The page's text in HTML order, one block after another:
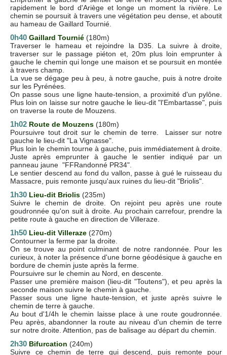
rapidement le bord d'Ariège et longe un moment la rivière. Le
chemin se poursuit à travers une végétation peu dense, et aboutit
au hameau de Gaillard Tournié.
0h40 Gaillard Tournié (180m)
Traverser le hameau et rejoindre la D35. La suivre à droite,
traverser sur le passage piéton et, 20m plus loin emprunter à
gauche le chemin qui longe une maison et se poursuit en montée
à travers champ.
La vue se dégage peu à peu, à notre gauche, puis à notre droite
sur les Pyrénées.
On passe sous une ligne haute-tension, a proximité d'un pylône.
Plus loin on laisse sur notre gauche le lieu-dit "l'Embartasse", puis
on traverse la route de Mouzens.
1h02 Route de Mouzens (180m)
Poursuivre tout droit sur le chemin de terre. Laisser sur notre
gauche le lieu-dit "La Vignasse".
Plus loin le chemin tourne à gauche, puis immédiatement à droite.
Juste après emprunter à gauche le sentier indiqué par un
panneau jaune "FFRandonné PR34".
Le sentier descend au fond du vallon, passe à gué le ruisseau du
Massacre, puis remonte jusqu'aux ruines du lieu-dit "Briolis".
1h30 Lieu-dit Briolis (235m)
Suivre le chemin de droite. On rejoint peu après une route
goudronnée qu'on suit à droite. Au prochain carrefour, prendre la
petite route à gauche en direction de Villeraze.
1h50 Lieu-dit Villeraze (270m)
Contourner la ferme par la droite.
On se trouve au point culminant de notre randonnée. Pour les
curieux, à noter la présence d'une borne géodésique à gauche en
bordure de chemin juste après la ferme.
Poursuivre sur le chemin au Nord, en descente.
Passer une première maison (lieu-dit "Toutens"), et peu après la
seconde maison suivre le chemin à gauche.
Passer sous une ligne haute-tension, et juste après suivre le
chemin de terre à gauche.
Au bout d'1/4h le chemin laisse place à une route goudronnée.
Peu après, abandonner la route au niveau d'un chemin de terre
sur notre droite. Attention, pas de balisage au départ du chemin.
2h30 Bifurcation (240m)
Suivre ce chemin de terre qui descend, puis remonte pour